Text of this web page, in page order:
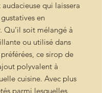
qui laissera
en
Qu’il soit mélangé à
ou utilisé dans
ce sirop de
polyvalent à
cuisine. Avec plus
parmi lesquelles